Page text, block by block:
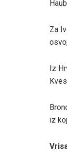
Za
Iz
iz